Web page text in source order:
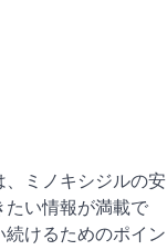
、ミノキシジルの安
い情報が満載で
けるためのポイン